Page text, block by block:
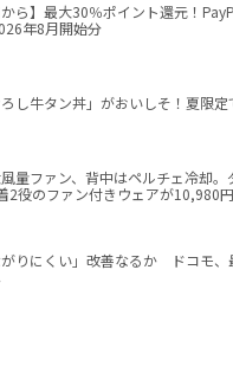
から】最大30％ポイント還元！
年8月開始分
ろし牛タン丼」がおいしそ！夏限
量ファン、背中はペルチェ冷却
2役のファン付きウェアが10,980円
がりにくい」改善なるか ドコモ